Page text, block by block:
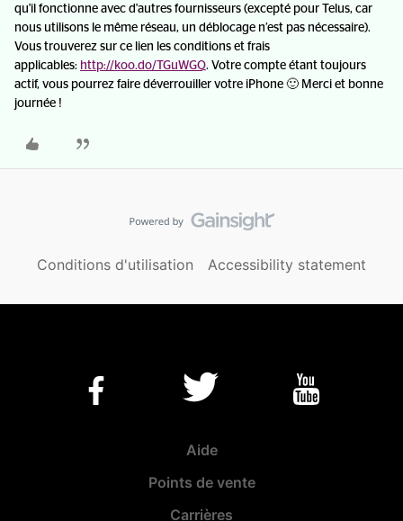
qu'il fonctionne avec d'autres fournisseurs (excepté pour Telus, car
nous utilisons le même réseau, un déblocage n’est pas nécessaire).
Vous trouverez sur ce lien les conditions et frais
applicables: http://koo.do/TGuWGQ. Votre compte étant toujours
actif, vous pourrez faire déverrouiller votre iPhone 🙂 Merci et bonne
journée !
Conditions d'utilisation Accessibility statement
Aide
Points de vente
Carrières